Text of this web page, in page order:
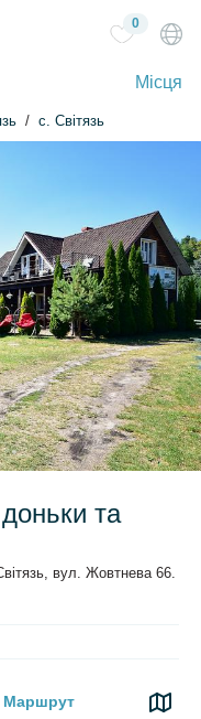
Місця
0
с. Світязь
та
вул. Жовтнева 66.
Маршрут